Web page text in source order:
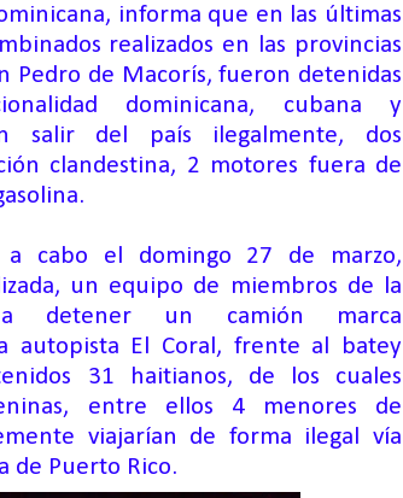
informa que en
las últimas
mbinados realizados en las provincias
Pedro de Macorís,fueron detenidas
dominicana, cubana y
salir del país ilegalmente, dos
clandestina, 2 motores fuera de
a cabo el domingo 27 de marzo,
, un equipo de miembros de la
a detener un camión marca
autopista E l Coral, frente al batey
31 haitianos, de los cuales
entre ellos 4 menores de
viajarían de forma ilegal vía
de Puerto Rico.